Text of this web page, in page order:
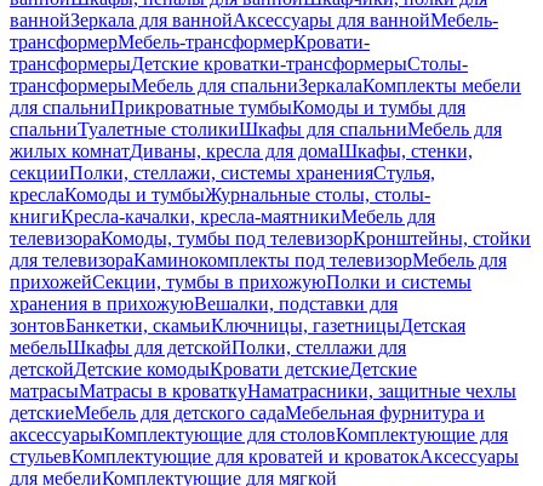
ваннойЗеркала для ваннойАксессуары для ваннойМебель-
трансформерМебель-трансформерКровати-
трансформерыДетские кроватки-трансформерыСтолы-
трансформерыМебель для спальниЗеркалаКомплекты мебели
для спальниПрикроватные тумбыКомоды и тумбы для
спальниТуалетные столикиШкафы для спальниМебель для
жилых комнатДиваны, кресла для домаШкафы, стенки,
секцииПолки, стеллажи, системы храненияСтулья,
креслаКомоды и тумбыЖурнальные столы, столы-
книгиКресла-качалки, кресла-маятникиМебель для
телевизораКомоды, тумбы под телевизорКронштейны, стойки
для телевизораКаминокомплекты под телевизорМебель для
прихожейСекции, тумбы в прихожуюПолки и системы
хранения в прихожуюВешалки, подставки для
зонтовБанкетки, скамьиКлючницы, газетницыДетская
мебельШкафы для детскойПолки, стеллажи для
детскойДетские комодыКровати детскиеДетские
матрасыМатрасы в кроваткуНаматрасники, защитные чехлы
детскиеМебель для детского садаМебельная фурнитура и
аксессуарыКомплектующие для столовКомплектующие для
стульевКомплектующие для кроватей и кроватокАксессуары
для мебелиКомплектующие для мягкой